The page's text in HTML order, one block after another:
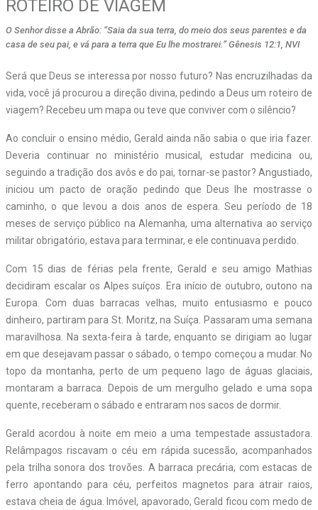
ROTEIRO DE VIAGEM
O Senhor disse a Abrão: “Saia da sua terra, do meio dos seus parentes e da
casa de seu pai, e vá para a terra que Eu lhe mostrarei.” Gênesis 12:1, NVI
Será que Deus se interessa por nosso futuro? Nas encruzilhadas da
vida, você já procurou a direção divina, pedindo a Deus um roteiro de
viagem? Recebeu um mapa ou teve que conviver com o silêncio?
Ao concluir o ensino médio, Gerald ainda não sabia o que iria fazer.
Deveria continuar no ministério musical, estudar medicina ou,
seguindo a tradição dos avôs e do pai, tornar-se pastor? Angustiado,
iniciou um pacto de oração pedindo que Deus lhe mostrasse o
caminho, o que levou a dois anos de espera. Seu período de 18
meses de serviço público na Alemanha, uma alternativa ao serviço
militar obrigatório, estava para terminar, e ele continuava perdido.
Com 15 dias de férias pela frente, Gerald e seu amigo Mathias
decidiram escalar os Alpes suíços. Era início de outubro, outono na
Europa. Com duas barracas velhas, muito entusiasmo e pouco
dinheiro, partiram para St. Moritz, na Suíça. Passaram uma semana
maravilhosa. Na sexta-feira à tarde, enquanto se dirigiam ao lugar
em que desejavam passar o sábado, o tempo começou a mudar. No
topo da montanha, perto de um pequeno lago de águas glaciais,
montaram a barraca. Depois de um mergulho gelado e uma sopa
quente, receberam o sábado e entraram nos sacos de dormir.
Gerald acordou à noite em meio a uma tempestade assustadora.
Relâmpagos riscavam o céu em rápida sucessão, acompanhados
pela trilha sonora dos trovões. A barraca precária, com estacas de
ferro apontando para céu, perfeitos magnetos para atrair raios,
estava cheia de água. Imóvel, apavorado, Gerald ficou com medo de